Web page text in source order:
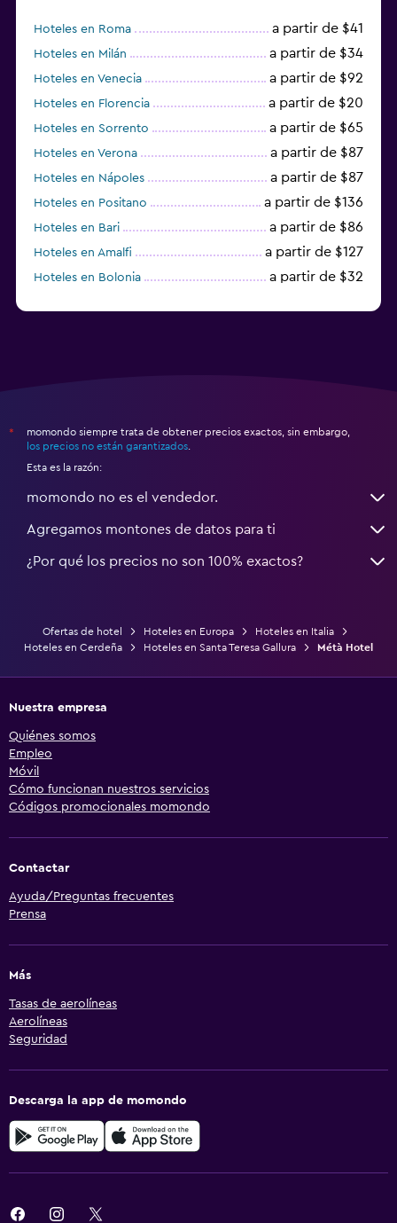
Hoteles en Roma a partir de $41
Hoteles en Milán a partir de $34
Hoteles en Venecia a partir de $92
Hoteles en Florencia a partir de $20
Hoteles en Sorrento a partir de $65
Hoteles en Verona a partir de $87
Hoteles en Nápoles a partir de $87
Hoteles en Positano a partir de $136
Hoteles en Bari a partir de $86
Hoteles en Amalfi a partir de $127
Hoteles en Bolonia a partir de $32
*
momondo siempre trata de obtener precios exactos, sin embargo,
los precios no están garantizados
Esta es la razón:
momondo no es el vendedor.
Agregamos montones de datos para ti
¿Por qué los precios no son 100% exactos?
Ofertas de hotel Hoteles en Europa
Hoteles en Italia
Hoteles en Cerdeña
Hoteles en Santa Teresa Gallura Métà Hotel
Nuestra empresa
Quiénes somos
Empleo
Móvil
Cómo funcionan nuestros servicios
Códigos promocionales momondo
Contactar
Ayuda/Preguntas frecuentes
Prensa
Más
Tasas de aerolíneas
Aerolíneas
Seguridad
Descarga la app de momondo